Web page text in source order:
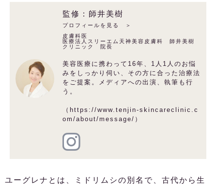
監修：師井美樹
プロフィールを見る ＞
皮膚科医
医療法人スリーエム天神美容皮膚科 師井美樹
クリニック 院長
美容医療に携わって16年、1人1人のお悩
みをしっかり伺い、その方に合った治療法
をご提案。メディアへの出演、執筆も行
う。
（https://www.tenjin-skincareclinic.c
om/about/message/）
ユーグレナとは、ミドリムシの別名で、古代から生